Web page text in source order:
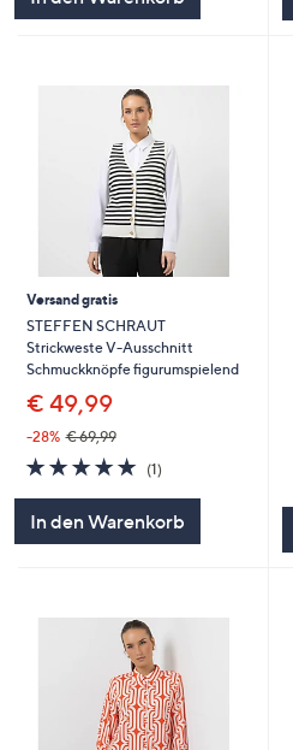
Versand gratis
STEFFEN SCHRAUT
Strickweste V-Ausschnitt
Schmuckknöpfe figurumspielend
€ 49,99
-28% € 69,99
5.0
von
(1)
In den Warenkorb